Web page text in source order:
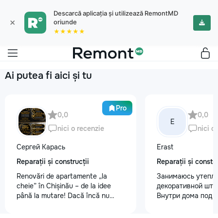
×
Descarcă aplicația și utilizează RemontMD
oriunde
★★★★★
Ai putea fi aici și tu
Pro
0,0
nici o recenzie
Сергей Карась
Reparații și construcții
Renovări de apartamente „la
cheie” în Chișinău – de la idee
până la mutare! Dacă încă nu
E
0,0
nici o
Erast
Reparații și
Занимаюсь
декоративной
Внутри дома под